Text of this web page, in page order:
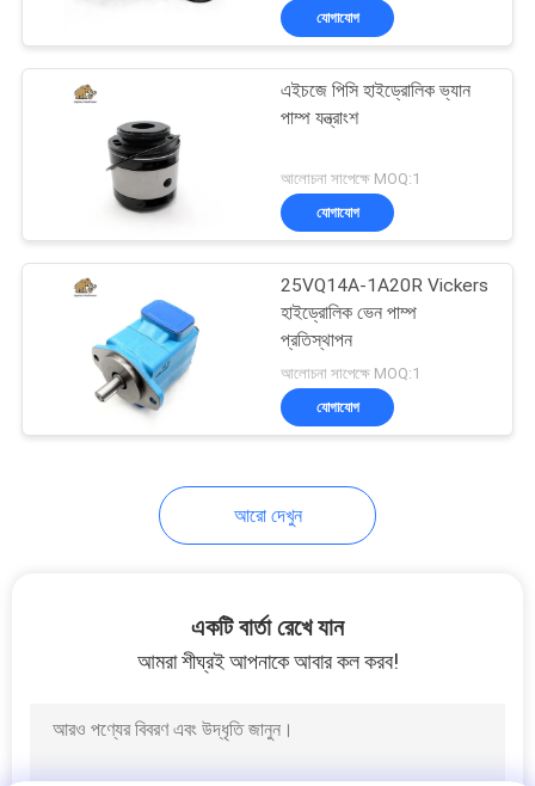
অরবিট্রোল স্টিয়ারিং ইউনিট
জলবাহী পাম্প বিয়ারিংস
18
জলবাহী পাম্প সিল কিট
যোগাযোগ
এইচজে পিসি হাইড্রোলিক ভ্যান
পাম্প যন্ত্রাংশ
আলোচনা সাপেক্ষে MOQ:1
যোগাযোগ
25VQ14A-1A20R Vickers
হাইড্রোলিক ভেন পাম্প
প্রতিস্থাপন
আলোচনা সাপেক্ষে MOQ:1
যোগাযোগ
আরো দেখুন
একটি বার্তা রেখে যান
আমরা শীঘ্রই আপনাকে আবার কল করব!